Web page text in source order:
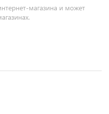
магазина и может